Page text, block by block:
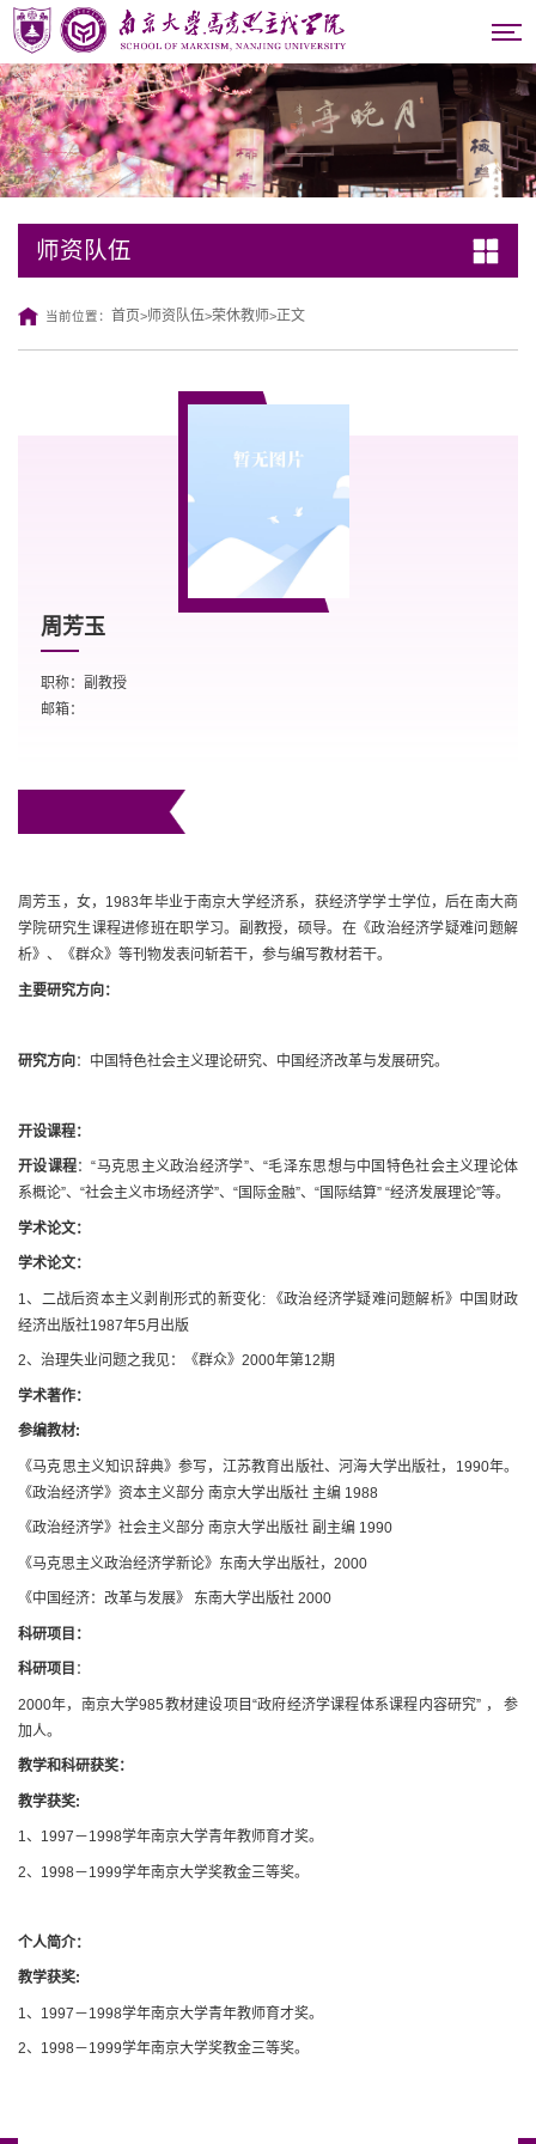
师资队伍
当前位置： 首页>师资队伍>荣休教师>正文
周芳玉
职称：副教授
邮箱：
周芳玉，女，1983年毕业于南京大学经济系，获经济学学士学位，后在南大商
学院研究生课程进修班在职学习。副教授，硕导。在《政治经济学疑难问题解
析》、《群众》等刊物发表问斩若干，参与编写教材若干。
主要研究方向：
研究方向：中国特色社会主义理论研究、中国经济改革与发展研究。
开设课程：
开设课程：“马克思主义政治经济学”、“毛泽东思想与中国特色社会主义理论体
系概论”、“社会主义市场经济学”、“国际金融”、“国际结算” “经济发展理论”等。
学术论文：
学术论文：
1、二战后资本主义剥削形式的新变化: 《政治经济学疑难问题解析》中国财政
经济出版社1987年5月出版
2、治理失业问题之我见： 《群众》2000年第12期
学术著作：
参编教材:
《马克思主义知识辞典》参写，江苏教育出版社、河海大学出版社，1990年。
《政治经济学》资本主义部分 南京大学出版社 主编 1988
《政治经济学》社会主义部分 南京大学出版社 副主编 1990
《马克思主义政治经济学新论》东南大学出版社，2000
《中国经济：改革与发展》 东南大学出版社 2000
科研项目：
科研项目 ：
2000年，南京大学985教材建设项目“政府经济学课程体系课程内容研究” ， 参
加人。
教学和科研获奖：
教学获奖:
1、1997－1998学年南京大学青年教师育才奖。
2、1998－1999学年南京大学奖教金三等奖。
个人简介：
教学获奖:
1、1997－1998学年南京大学青年教师育才奖。
2、1998－1999学年南京大学奖教金三等奖。